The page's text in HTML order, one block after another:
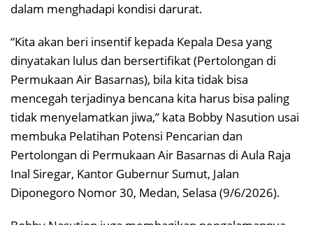
dalam menghadapi kondisi darurat.
“Kita akan beri insentif kepada Kepala Desa yang
dinyatakan lulus dan bersertifikat (Pertolongan di
Permukaan Air Basarnas), bila kita tidak bisa
mencegah terjadinya bencana kita harus bisa paling
tidak menyelamatkan jiwa,” kata Bobby Nasution usai
membuka Pelatihan Potensi Pencarian dan
Pertolongan di Permukaan Air Basarnas di Aula Raja
Inal Siregar, Kantor Gubernur Sumut, Jalan
Diponegoro Nomor 30, Medan, Selasa (9/6/2026).